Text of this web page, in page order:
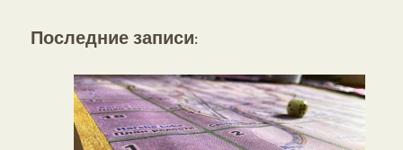
Последние записи: